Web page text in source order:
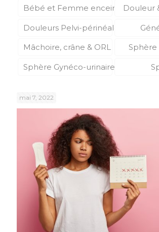
Bébé et Femme enceinteDouleur
Douleurs Pelvi-périnéales
Mâchoire, crâne & ORL Sphère
Sphère Gynéco-urinaire
mai 7, 2022